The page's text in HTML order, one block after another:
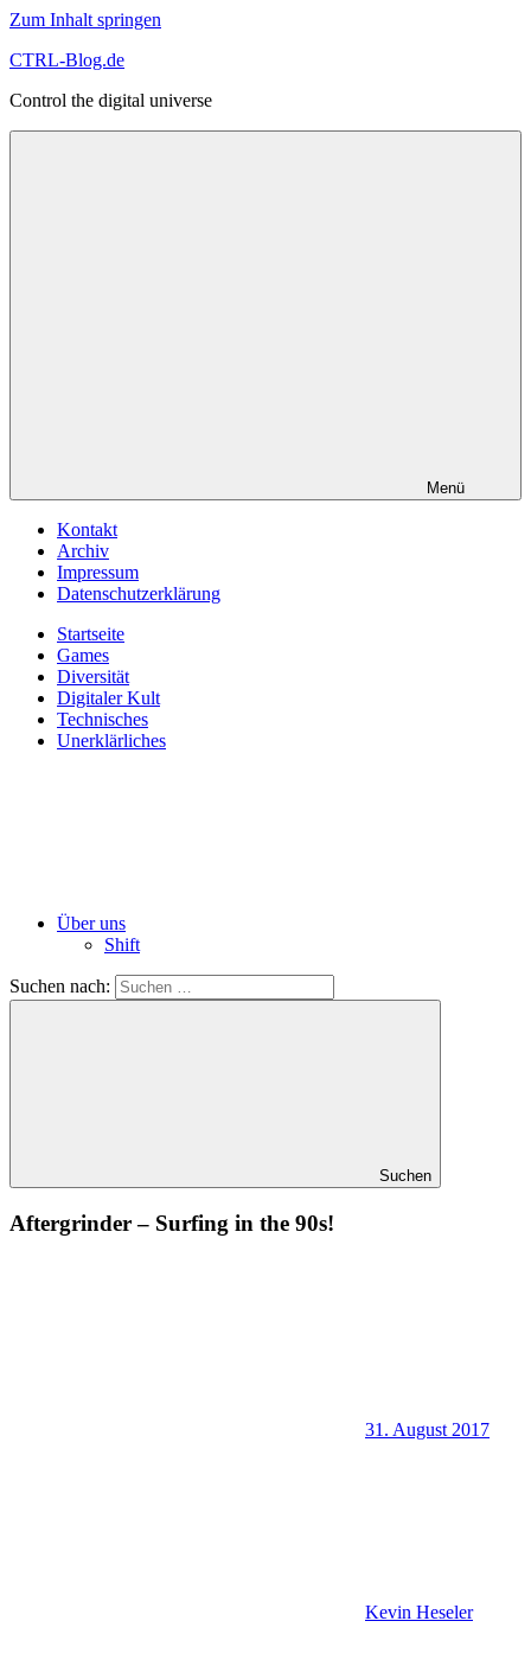
Zum Inhalt springen
CTRL-Blog.de
Control the digital universe
Menü
Kontakt
Archiv
Impressum
Datenschutzerklärung
Startseite
Games
Diversität
Digitaler Kult
Technisches
Unerklärliches
Über uns
Shift
Suchen nach:
Suchen
Aftergrinder – Surfing in the 90s!
31. August 2017
Kevin Heseler